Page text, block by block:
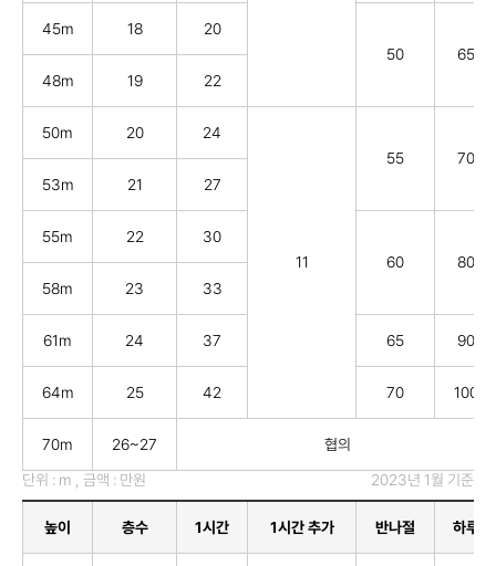
45m 18
20
50
65
48m
19 22
50m 20 24
11
55
70
53m
21 27
55m 22
30
60
80
58m
23 33
61m 24 37 65 90
64m 25 42 70 100
70m 26~27
협의
단위 : m , 금액 : 만원
2023년 1월 기준
높이 층수 1시간 1시간 추가 반나절 하루